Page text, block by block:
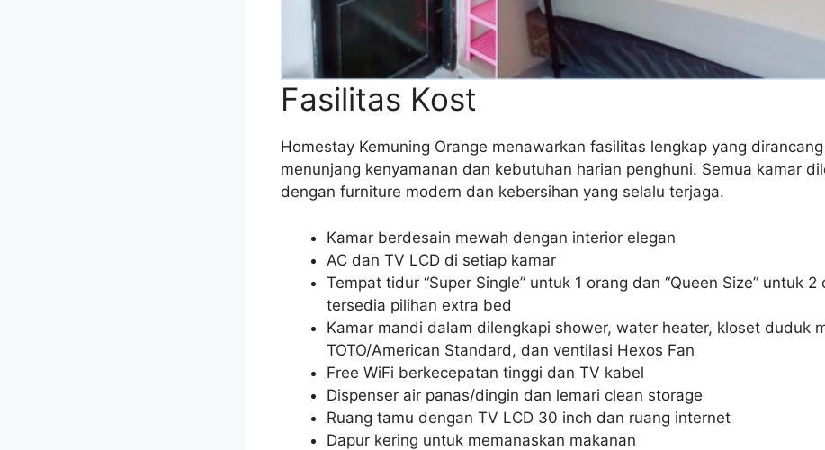
Fasilitas Kost
Homestay Kemuning Orange menawarkan fasilitas lengkap yang
menunjang kenyamanan dan kebutuhan harian penghuni. Semua kamar
dengan furniture modern dan kebersihan yang selalu terjaga.
Kamar berdesain mewah dengan interior elegan
AC dan TV LCD di setiap kamar
Tempat tidur “Super Single” untuk 1 orang dan “Queen Size” untuk 2
tersedia pilihan extra bed
Kamar mandi dalam dilengkapi shower, water heater, kloset duduk
TOTO/American Standard, dan ventilasi Hexos Fan
Free WiFi berkecepatan tinggi dan TV kabel
Dispenser air panas/dingin dan lemari clean storage
Ruang tamu dengan TV LCD 30 inch dan ruang internet
Dapur kering untuk memanaskan makanan